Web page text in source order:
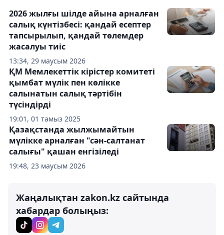
13:34, 29 маусым 2026
2026 жылғы шілде айына арналған
салық күнтізбесі: қандай есептер
тапсырылып, қандай төлемдер
жасалуы тиіс
19:01, 01 тамыз 2025
ҚМ Мемлекеттік кірістер комитеті
қымбат мүлік пен көлікке
салынатын салық тәртібін
түсіндірді
19:48, 23 маусым 2026
Қазақстанда жылжымайтын
мүлікке арналған "сән-салтанат
салығы" қашан енгізіледі
Жаңалықтан zakon.kz сайтында
хабардар болыңыз: